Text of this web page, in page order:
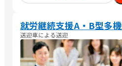
就労継続支援A・B型多
送迎車による送迎